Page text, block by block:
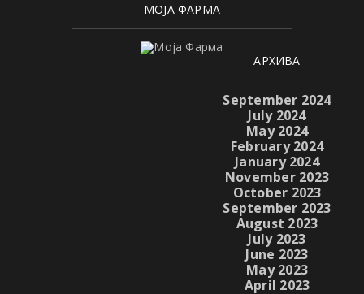
МОЈА ФАРМА
АРХИВА
September 2024
July 2024
May 2024
February 2024
January 2024
November 2023
October 2023
September 2023
August 2023
July 2023
June 2023
May 2023
April 2023